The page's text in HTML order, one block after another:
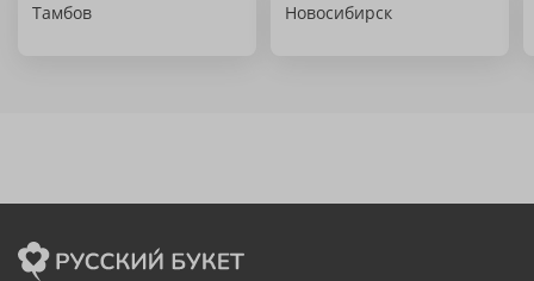
Тамбов Новосибирск